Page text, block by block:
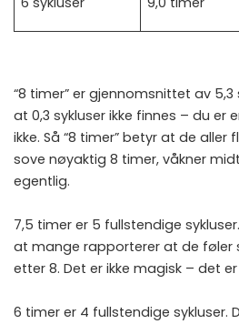
“8 timer” er gjennomsnittet av 5,3
at 0,3 sykluser ikke finnes – du er
ikke. Så “8 timer” betyr at de aller
sove nøyaktig 8 timer, våkner
egentlig.
7,5 timer er 5 fullstendige
at mange rapporterer at de føler
etter 8. Det er ikke magisk – det
6 timer er 4 fullstendige sykluser.